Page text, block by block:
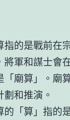
指的是戰前在
將軍和謀士會
「廟算」。廟
和推演。
的「算」指的